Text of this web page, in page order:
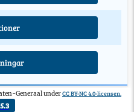
Generaal underCC BY-NC 4.0-licensen.